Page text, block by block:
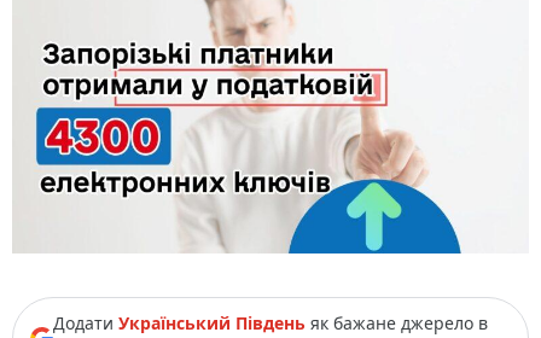
Додати Український Південь як бажане джерело в